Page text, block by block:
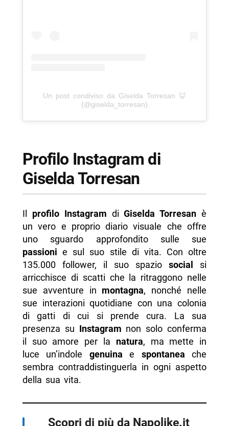
Un post condiviso da Giselda Torresan 🦊
(@giselda_torresan)
Profilo Instagram di
Giselda Torresan
Il profilo Instagram diGiselda Torresan è
un vero e proprio diario visuale che offre
uno sguardo approfondito sulle sue
passioni e sul suo stile di vita. Con oltre
135.000 follower, il suo spaziosocial si
arricchisce di scatti che la ritraggono nelle
sue avventure in montagna, nonché nelle
sue interazioni quotidiane con una colonia
di gatti di cui si prende cura. La sua
presenza su Instagram non solo conferma
il suo amore per la natura, ma mette in
luce un’indole genuina e spontanea che
sembra contraddistinguerla in ogni aspetto
della sua vita.
Scopri di più da Napolike.it